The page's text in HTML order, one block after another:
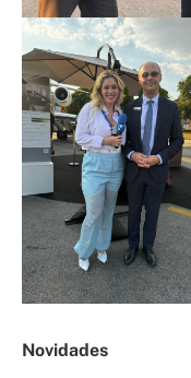
Novidades